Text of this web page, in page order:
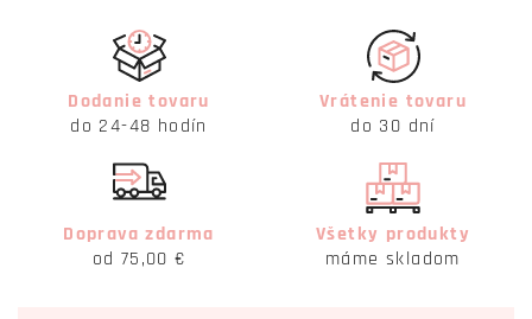
Dodanie tovaru
do 24-48 hodín
Vrátenie tovaru
do 30 dní
Doprava zdarma
od 75,00 €
Všetky produkty
máme skladom